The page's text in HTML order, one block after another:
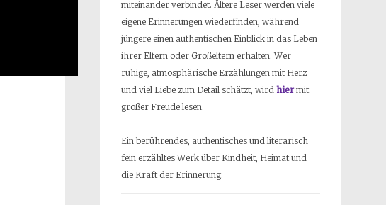
miteinander verbindet. Ältere Leser werden viele
eigene Erinnerungen wiederfinden, während
jüngere einen authentischen Einblick in das Leben
ihrer Eltern oder Großeltern erhalten. Wer
ruhige, atmosphärische Erzählungen mit Herz
und viel Liebe zum Detail schätzt, wird hiermit
großer Freude lesen.
Ein berührendes, authentisches und literarisch
fein erzähltes Werk über Kindheit, Heimat und
die Kraft der Erinnerung.